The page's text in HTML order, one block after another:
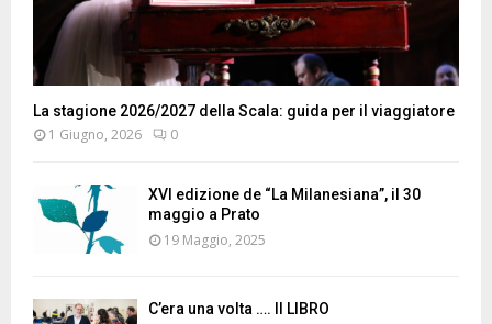
La stagione 2026/2027 della Scala: guida per il viaggiatore
1 Giugno, 2026 0
XVI edizione de “La Milanesiana”, il 30
maggio a Prato
19 Maggio, 2025
C’era una volta …. Il LIBRO